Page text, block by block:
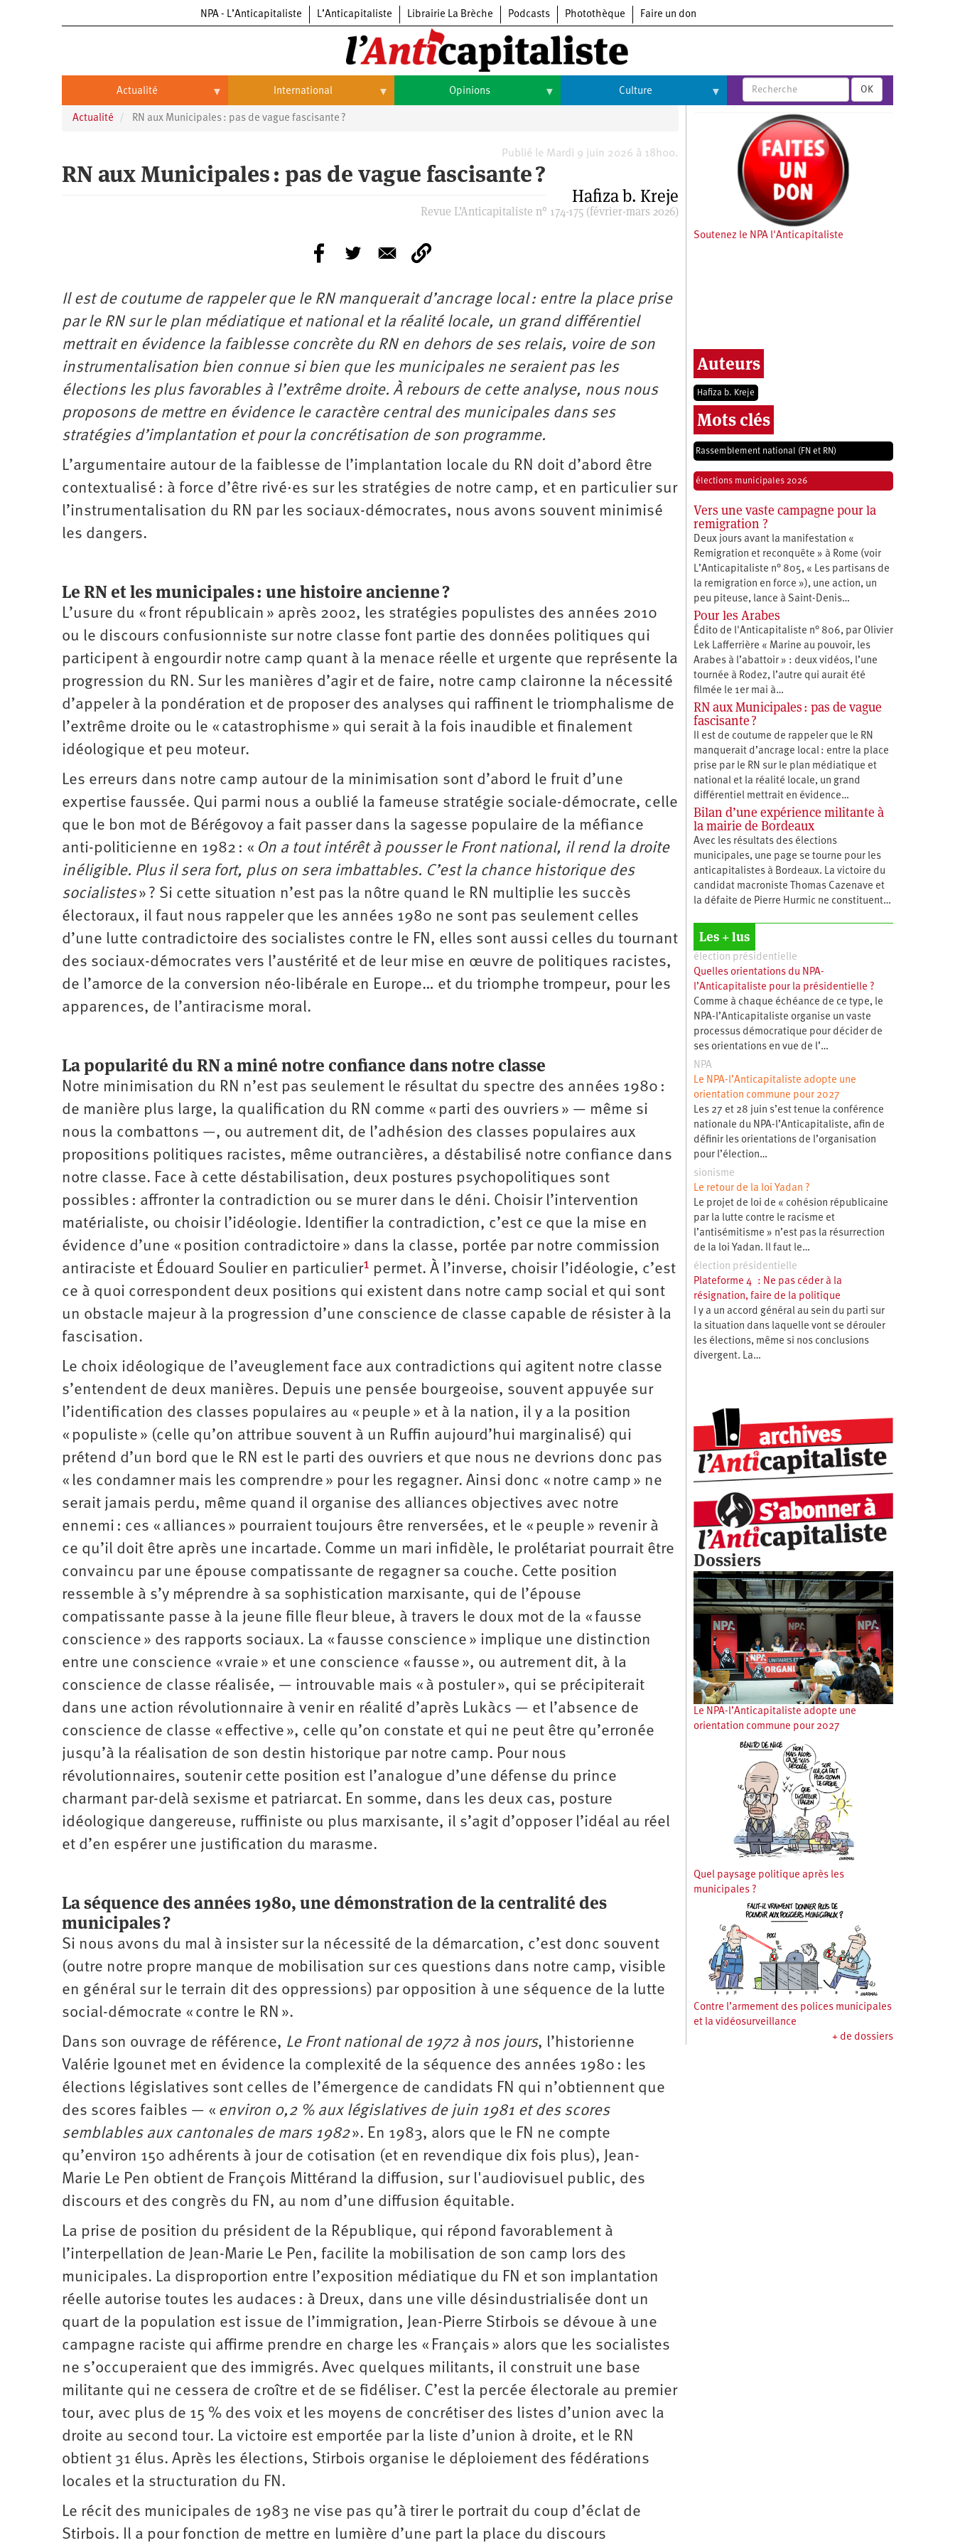
NPA - L’Anticapitaliste L’Anticapitaliste Librairie La Brèche Podcasts Photothèque Faire un don
Actualité
Actualité
Entreprises
Commerce
Hôpitaux
SNCF
Services
Féminisme
LGBTI
Éducation
Santé
Vidéos
Dans
département
International
International
Chine
Afrique
Amérique
du
Nord
latine
Asie
Europe
Orient
Océanie
Opinions Culture
Arts
Expositions
OK
Actualité RN aux Municipales : pas de vague fascisante ?
Publié le Mardi 9 juin 2026 à 18h00.
RN aux Municipales : pas de vague fascisante ?
Hafiza b. Kreje
Revue L’Anticapitaliste n° 174-175 (février-mars 2026)
Il est de coutume de rappeler que le RN manquerait d’ancrage local : entre la place prise
par le RN sur le plan médiatique et national et la réalité locale, un grand différentiel
mettrait en évidence la faiblesse concrète du RN en dehors de ses relais, voire de son
instrumentalisation bien connue si bien que les municipales ne seraient pas les
élections les plus favorables à l’extrême droite. À rebours de cette analyse, nous nous
proposons de mettre en évidence le caractère central des municipales dans ses
stratégies d’implantation et pour la concrétisation de son programme.
L’argumentaire autour de la faiblesse de l’implantation locale du RN doit d’abord être
contextualisé : à force d’être rivé·es sur les stratégies de notre camp, et en particulier sur
l’instrumentalisation du RN par les sociaux-démocrates, nous avons souvent minimisé
les dangers.
Le RN et les municipales : une histoire ancienne ?
L’usure du « front républicain » après 2002, les stratégies populistes des années 2010
ou le discours confusionniste sur notre classe font partie des données politiques qui
participent à engourdir notre camp quant à la menace réelle et urgente que représente la
progression du RN. Sur les manières d’agir et de faire, notre camp claironne la nécessité
d’appeler à la pondération et de proposer des analyses qui raffinent le triomphalisme de
l’extrême droite ou le « catastrophisme » qui serait à la fois inaudible et finalement
idéologique et peu moteur.
Les erreurs dans notre camp autour de la minimisation sont d’abord le fruit d’une
expertise faussée. Qui parmi nous a oublié la fameuse stratégie sociale-démocrate, celle
que le bon mot de Bérégovoy a fait passer dans la sagesse populaire de la méfiance
anti-politicienne en 1982 : « On a tout intérêt à pousser le Front national, il rend la droite
inéligible. Plus il sera fort, plus on sera imbattables. C’est la chance historique des
socialistes» ? Si cette situation n’est pas la nôtre quand le RN multiplie les succès
électoraux, il faut nous rappeler que les années 1980 ne sont pas seulement celles
d’une lutte contradictoire des socialistes contre le FN, elles sont aussi celles du tournant
des sociaux-démocrates vers l’austérité et de leur mise en œuvre de politiques racistes,
de l’amorce de la conversion néo-libérale en Europe… et du triomphe trompeur, pour les
apparences, de l’antiracisme moral.
La popularité du RN a miné notre confiance dans notre classe
Notre minimisation du RN n’est pas seulement le résultat du spectre des années 1980 :
de manière plus large, la qualification du RN comme « parti des ouvriers » — même si
nous la combattons —, ou autrement dit, de l’adhésion des classes populaires aux
propositions politiques racistes, même outrancières, a déstabilisé notre confiance dans
notre classe. Face à cette déstabilisation, deux postures psychopolitiques sont
possibles : affronter la contradiction ou se murer dans le déni. Choisir l’intervention
matérialiste, ou choisir l’idéologie. Identifier la contradiction, c’est ce que la mise en
évidence d’une « position contradictoire » dans la classe, portée par notre commission
antiraciste et Édouard Soulier en particulier1 permet. À l’inverse, choisir l’idéologie, c’est
ce à quoi correspondent deux positions qui existent dans notre camp social et qui sont
un obstacle majeur à la progression d’une conscience de classe capable de résister à la
fascisation.
Le choix idéologique de l’aveuglement face aux contradictions qui agitent notre classe
s’entendent de deux manières. Depuis une pensée bourgeoise, souvent appuyée sur
l’identification des classes populaires au « peuple » et à la nation, il y a la position
« populiste » (celle qu’on attribue souvent à un Ruffin aujourd’hui marginalisé) qui
prétend d’un bord que le RN est le parti des ouvriers et que nous ne devrions donc pas
« les condamner mais les comprendre » pour les regagner. Ainsi donc « notre camp » ne
serait jamais perdu, même quand il organise des alliances objectives avec notre
ennemi : ces « alliances » pourraient toujours être renversées, et le « peuple » revenir à
ce qu’il doit être après une incartade. Comme un mari infidèle, le prolétariat pourrait être
convaincu par une épouse compatissante de regagner sa couche. Cette position
ressemble à s’y méprendre à sa sophistication marxisante, qui de l’épouse
compatissante passe à la jeune fille fleur bleue, à travers le doux mot de la « fausse
conscience » des rapports sociaux. La « fausse conscience » implique une distinction
entre une conscience « vraie » et une conscience « fausse », ou autrement dit, à la
conscience de classe réalisée, — introuvable mais « à postuler », qui se précipiterait
dans une action révolutionnaire à venir en réalité d’après Lukàcs — et l’absence de
conscience de classe « effective », celle qu’on constate et qui ne peut être qu’erronée
jusqu’à la réalisation de son destin historique par notre camp. Pour nous
révolutionnaires, soutenir cette position est l’analogue d’une défense du prince
charmant par-delà sexisme et patriarcat. En somme, dans les deux cas, posture
idéologique dangereuse, ruffiniste ou plus marxisante, il s’agit d’opposer l’idéal au réel
et d’en espérer une justification du marasme.
La séquence des années 1980, une démonstration de la centralité des
municipales ?
Si nous avons du mal à insister sur la nécessité de la démarcation, c’est donc souvent
(outre notre propre manque de mobilisation sur ces questions dans notre camp, visible
en général sur le terrain dit des oppressions) par opposition à une séquence de la lutte
social-démocrate « contre le RN ».
Dans son ouvrage de référence, Le Front national de 1972 à nos jours, l’historienne
Valérie Igounet met en évidence la complexité de la séquence des années 1980 : les
élections législatives sont celles de l’émergence de candidats FN qui n’obtiennent que
des scores faibles — « environ 0,2 % aux législatives de juin 1981 et des scores
semblables aux cantonales de mars 1982». En 1983, alors que le FN ne compte
qu’environ 150 adhérents à jour de cotisation (et en revendique dix fois plus), Jean-
Marie Le Pen obtient de François Mittérand la diffusion, sur l'audiovisuel public, des
discours et des congrès du FN, au nom d’une diffusion équitable.
La prise de position du président de la République, qui répond favorablement à
l’interpellation de Jean-Marie Le Pen, facilite la mobilisation de son camp lors des
municipales. La disproportion entre l’exposition médiatique du FN et son implantation
réelle autorise toutes les audaces : à Dreux, dans une ville désindustrialisée dont un
quart de la population est issue de l’immigration, Jean-Pierre Stirbois se dévoue à une
campagne raciste qui affirme prendre en charge les « Français » alors que les socialistes
ne s’occuperaient que des immigrés. Avec quelques militants, il construit une base
militante qui ne cessera de croître et de se fidéliser. C’est la percée électorale au premier
tour, avec plus de 15 % des voix et les moyens de concrétiser des listes d’union avec la
droite au second tour. La victoire est emportée par la liste d’union à droite, et le RN
obtient 31 élus. Après les élections, Stirbois organise le déploiement des fédérations
locales et la structuration du FN.
Le récit des municipales de 1983 ne vise pas qu’à tirer le portrait du coup d’éclat de
Stirbois. Il a pour fonction de mettre en lumière d’une part la place du discours
Soutenez le NPA l'Anticapitaliste
Auteurs
Hafiza b. Kreje
Mots clés
Rassemblement national (FN et RN)
élections municipales 2026
Vers une vaste campagne pour la
remigration ?
Deux jours avant la manifestation «
Remigration et reconquête » à Rome (voir
L’Anticapitaliste n° 805, « Les partisans de
la remigration en force »), une action, un
peu piteuse, lance à Saint-Denis…
Pour les Arabes
Édito de l'Anticapitaliste n° 806, par Olivier
Lek Lafferrière « Marine au pouvoir, les
Arabes à l’abattoir » : deux vidéos, l’une
tournée à Rodez, l’autre qui aurait été
filmée le 1er mai à…
RN aux Municipales : pas de vague
fascisante ?
Il est de coutume de rappeler que le RN
manquerait d’ancrage local : entre la place
prise par le RN sur le plan médiatique et
national et la réalité locale, un grand
différentiel mettrait en évidence…
Bilan d’une expérience militante à
la mairie de Bordeaux
Avec les résultats des élections
municipales, une page se tourne pour les
anticapitalistes à Bordeaux. La victoire du
candidat macroniste Thomas Cazenave et
la défaite de Pierre Hurmic ne constituent…
Les + lus
élection présidentielle
Quelles orientations du NPA-
l’Anticapitaliste pour la présidentielle ?
Comme à chaque échéance de ce type, le
NPA-l’Anticapitaliste organise un vaste
processus démocratique pour décider de
ses orientations en vue de l’…
NPA
Le NPA-l’Anticapitaliste adopte une
orientation commune pour 2027
Les 27 et 28 juin s’est tenue la conférence
nationale du NPA-l’Anticapitaliste, afin de
définir les orientations de l’organisation
pour l’élection…
sionisme
Le retour de la loi Yadan ?
Le projet de loi de « cohésion républicaine
par la lutte contre le racisme et
l’antisémitisme » n’est pas la résurrection
de la loi Yadan. Il faut le…
élection présidentielle
Plateforme 4 : Ne pas céder à la
résignation, faire de la politique
l y a un accord général au sein du parti sur
la situation dans laquelle vont se dérouler
les élections, même si nos conclusions
divergent. La…
Dossiers
Le NPA-l’Anticapitaliste adopte une
orientation commune pour 2027
Quel paysage politique après les
municipales ?
Contre l’armement des polices municipales
et la vidéosurveillance
+ de dossiers